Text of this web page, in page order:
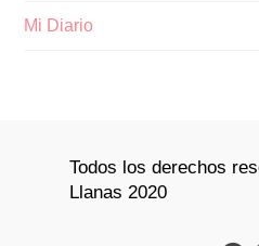
Mi Diario
Todos los derechos
Llanas 2020